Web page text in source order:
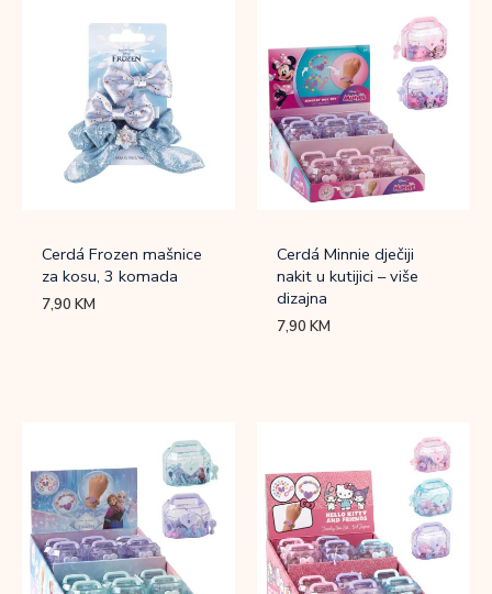
Cerdá Frozen mašnice
za kosu, 3 komada
7,90KM
Cerdá Minnie dječiji
nakit u kutijici – više
dizajna
7,90KM